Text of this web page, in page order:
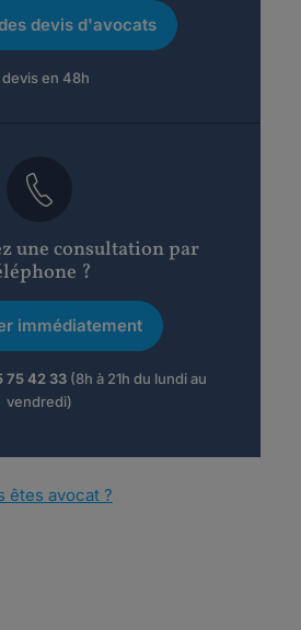
devis d'avocats
devis en 48h
une consultation par
?
immédiatement
75 42 33(8h à 21h du lundi au
vendredi)
êtes avocat ?